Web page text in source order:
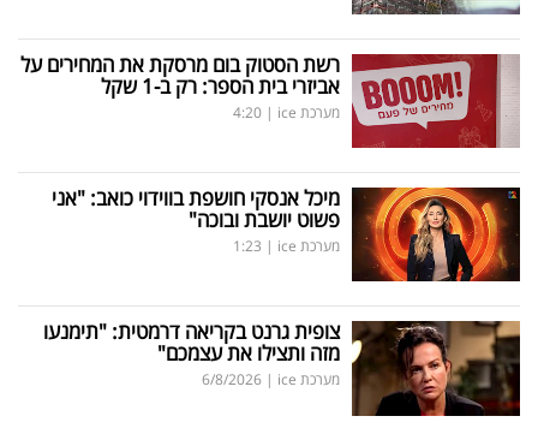
רשת הסטוק בום מרסקת את המחירים על
אביזרי בית הספר: רק ב-1 שקל
מערכת ice |
4:20
מיכל אנסקי חושפת בווידוי כואב: "אני
פשוט יושבת ובוכה"
מערכת ice |
1:23
צופית גרנט בקריאה דרמטית: "תימנעו
מזה ותצילו את עצמכם"
מערכת ice |
6/8/2026